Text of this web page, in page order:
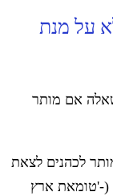
על מנת
אם מותר
לכהנים לצאת
(-'טומאת ארץ